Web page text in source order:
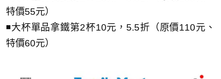
特價55元）
◾大杯單品拿鐵第2杯10元，5.5折（原價110元、
特價60元）